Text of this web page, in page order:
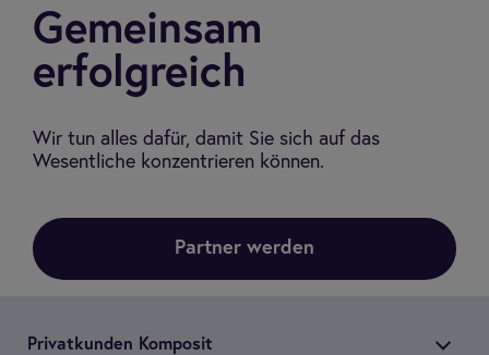
Gemeinsam
erfolgreich
Wir tun alles dafür, damit Sie sich auf das
Wesentliche konzentrieren können.
Partner werden
Pri­vat­kun­den Kom­po­sit